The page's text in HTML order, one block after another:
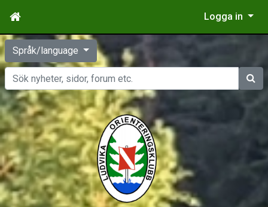
Logga in
Språk/language
Sök